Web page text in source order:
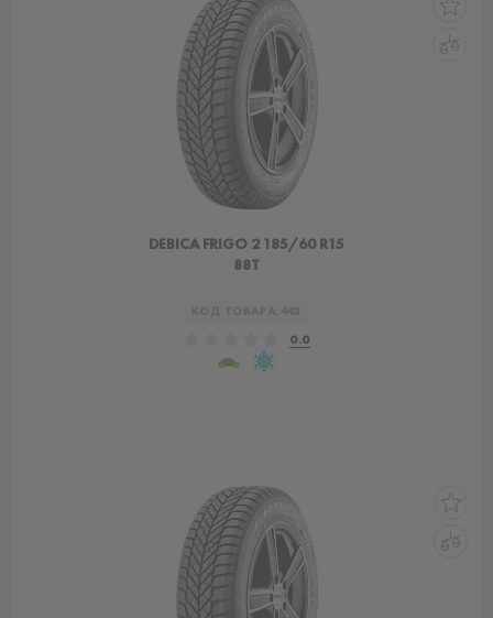
DEBICA FRIGO 2 185/60 R15
88T
442
0.0